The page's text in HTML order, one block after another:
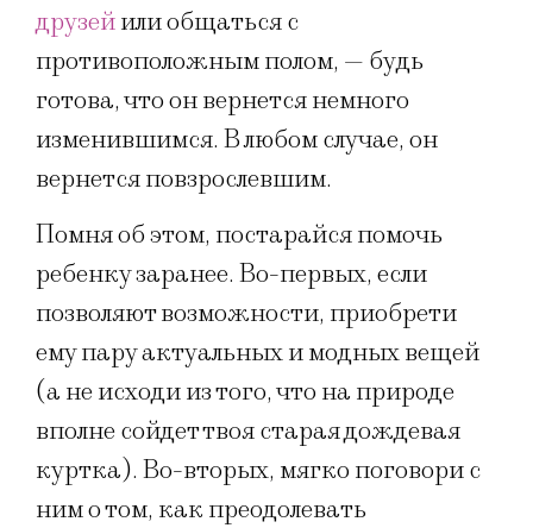
друзейили общаться с
противоположным полом, — будь
готова, что он вернется немного
изменившимся. В любом случае, он
вернется повзрослевшим.
Помня об этом, постарайся помочь
ребенку заранее. Во-первых, если
позволяют возможности, приобрети
ему пару актуальных и модных вещей
(а не исходи из того, что на природе
вполне сойдет твоя старая дождевая
куртка). Во-вторых, мягко поговори с
ним о том, как преодолевать